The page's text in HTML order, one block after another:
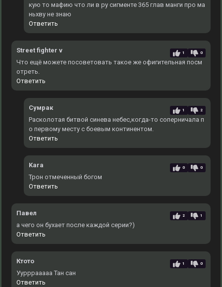
кую то мафию что ли в ру сигменте 365 глав манги про ма
ньхву не знаю
Ответить
Street fighter v 1 0
Что ещё можете посоветовать такое же офигительная посм
отреть.
Ответить
Сумрак 1 2
Расколотая битвой синева небес,когда-то соперничала п
о первому месту с боевым континентом.
Ответить
Kara 0 0
Трон отмеченный богом
Ответить
Павел 2 1
а чего он бухает после каждой серии?)
Ответить
Ктото 1 0
Уурррааааа Тан сан
Ответить